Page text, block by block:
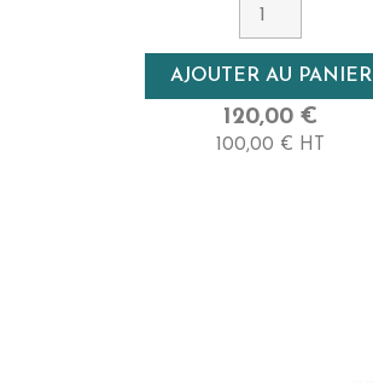
Densité
Haute
Longueur
AJOUTER AU PANIER
120,00 €
100,00 € HT